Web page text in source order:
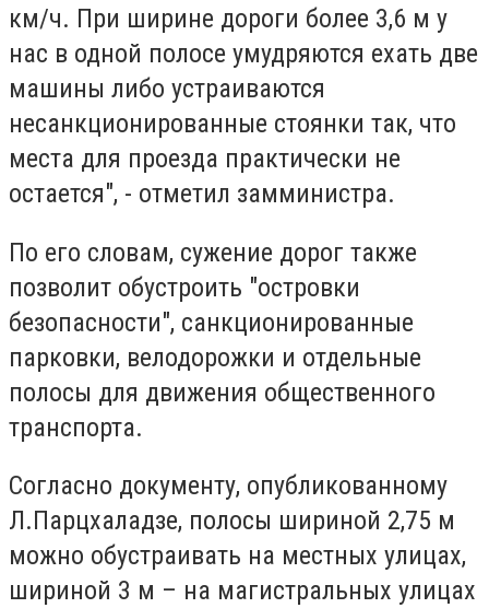
км/ч. При ширине дороги более 3,6 м у
нас в одной полосе умудряются ехать две
машины либо устраиваются
несанкционированные стоянки так, что
места для проезда практически не
остается", - отметил замминистра.
По его словам, сужение дорог также
позволит обустроить "островки
безопасности", санкционированные
парковки, велодорожки и отдельные
полосы для движения общественного
транспорта.
Согласно документу, опубликованному
Л.Парцхаладзе, полосы шириной 2,75 м
можно обустраивать на местных улицах,
шириной 3 м – на магистральных улицах